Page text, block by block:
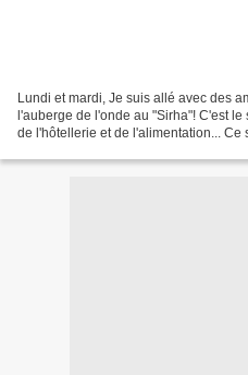
Lundi et mardi, Je suis allé avec des
l'auberge de l'onde au "Sirha"! C'est
de l'hôtellerie et de l'alimentation... Ce